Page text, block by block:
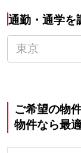
通勤・通学を
ご希望の物
物件なら最